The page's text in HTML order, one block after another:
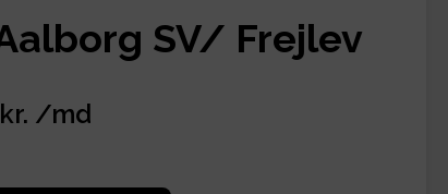
SV/ Frejlev
/md